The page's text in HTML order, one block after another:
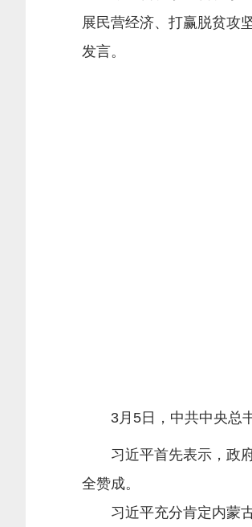
展民营经济、打赢脱贫攻
发言。
3月5日，中共中央总书
习近平首先表示，政府
全赞成。
习近平充分肯定内蒙古